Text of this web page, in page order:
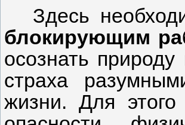
Здесь
блокирующим
осознать
страха
жизни. Для этого